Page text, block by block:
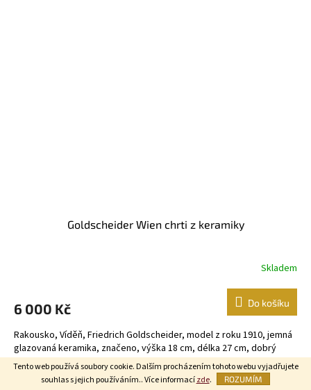
Tento web používá soubory cookie. Dalším procházením tohoto webu vyjadřujete
souhlas s jejich používáním.. Více informacízde. ROZUMÍM
Goldscheider Wien chrti z keramiky
Skladem
6 000 Kč Do košíku
Rakousko, Víděň, Friedrich Goldscheider, model z roku 1910, jemná
glazovaná keramika, značeno, výška 18 cm, délka 27 cm, dobrý
stav.